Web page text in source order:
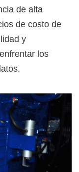
de alta
de costo de
y
los